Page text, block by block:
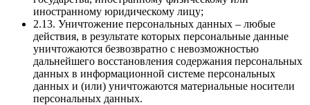
иностранному юридическому лицу;
2.13. Уничтожение персональных данных – любые
действия, в результате которых персональные данные
уничтожаются безвозвратно с невозможностью
дальнейшего восстановления содержания персональных
данных в информационной системе персональных
данных и (или) уничтожаются материальные носители
персональных данных.